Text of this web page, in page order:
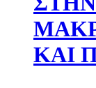
ΚΑΙ